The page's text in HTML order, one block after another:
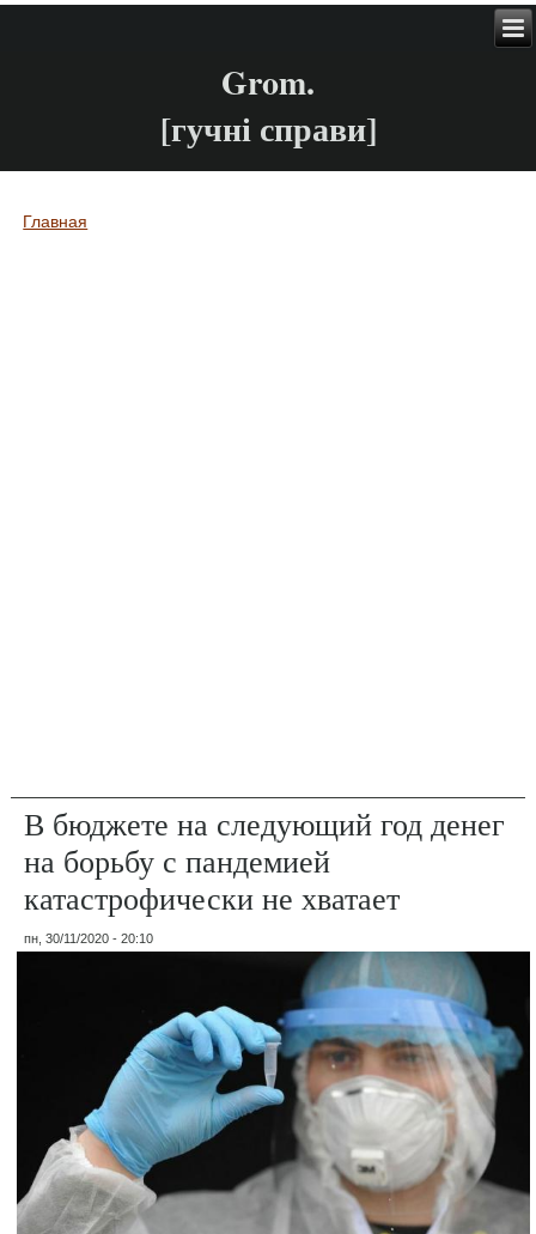
Grom.
[гучні справи]
Вы здесь
Главная
В бюджете на следующий год денег
на борьбу с пандемией
катастрофически не хватает
пн, 30/11/2020 - 20:10